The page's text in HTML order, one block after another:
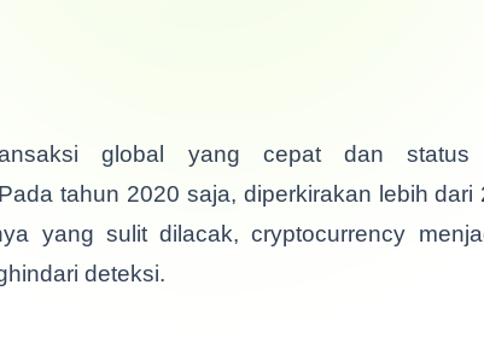
global yang cepat dan status
tahun 2020 saja, diperkirakan lebih dari
yang sulit dilacak, cryptocurrency
deteksi.